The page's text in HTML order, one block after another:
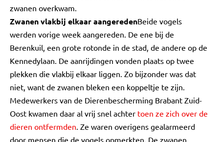
zwanen overkwam.
Zwanen vlakbij elkaar aangeredenBeide vogels
werden vorige week aangereden. De ene bij de
Berenkuil, een grote rotonde in de stad, de andere op de
Kennedylaan. De aanrijdingen vonden plaats op twee
plekken die vlakbij elkaar liggen. Zo bijzonder was dat
niet, want de zwanen bleken een koppeltje te zijn.
Medewerkers van de Dierenbescherming Brabant Zuid-
Oost kwamen daar al vrij snel achter toen ze zich over de
dieren ontfermden. Ze waren overigens gealarmeerd
door mensen die de vogels opmerkten. De zwanen